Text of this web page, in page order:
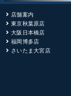
店舗案内
東京秋葉原店
大阪日本橋店
福岡博多店
さいたま大宮店